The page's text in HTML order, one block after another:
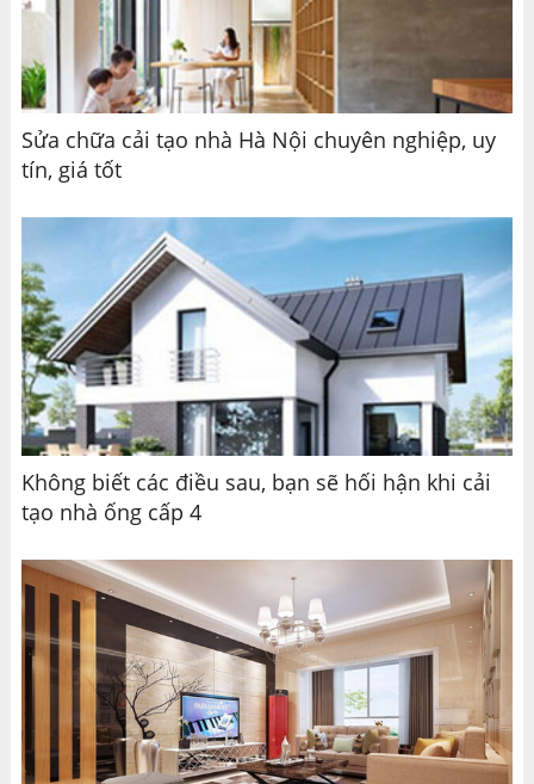
Sửa chữa cải tạo nhà Hà Nội chuyên nghiệp, uy
tín, giá tốt
Không biết các điều sau, bạn sẽ hối hận khi cải
tạo nhà ống cấp 4